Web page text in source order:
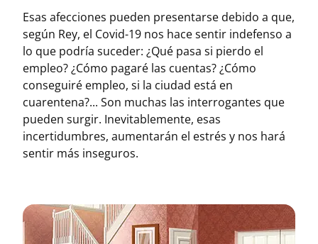
Esas afecciones pueden presentarse debido a que,
según Rey, el Covid-19 nos hace sentir indefenso a
lo que podría suceder: ¿Qué pasa si pierdo el
empleo? ¿Cómo pagaré las cuentas? ¿Cómo
conseguiré empleo, si la ciudad está en
cuarentena?... Son muchas las interrogantes que
pueden surgir. Inevitablemente, esas
incertidumbres, aumentarán el estrés y nos hará
sentir más inseguros.